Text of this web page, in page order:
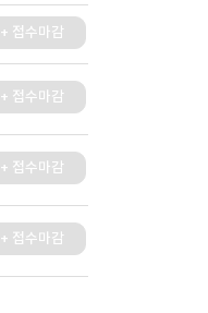
+ 접수마감
+ 접수마감
+ 접수마감
+ 접수마감